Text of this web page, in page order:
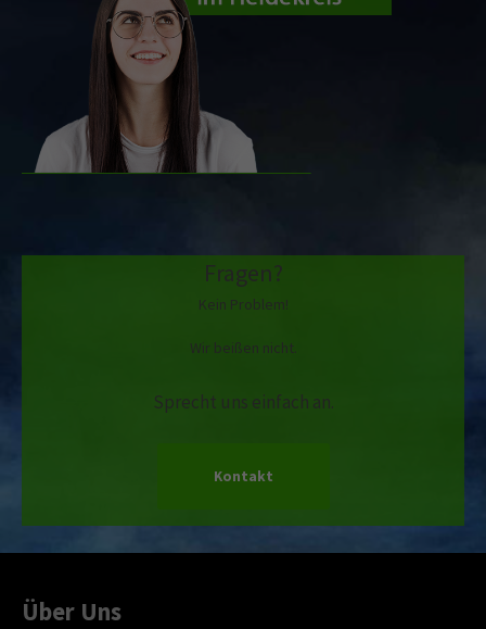
Fragen?
Kein Problem!
Wir beißen nicht.
Sprecht uns einfach an.
Kontakt
Über Uns